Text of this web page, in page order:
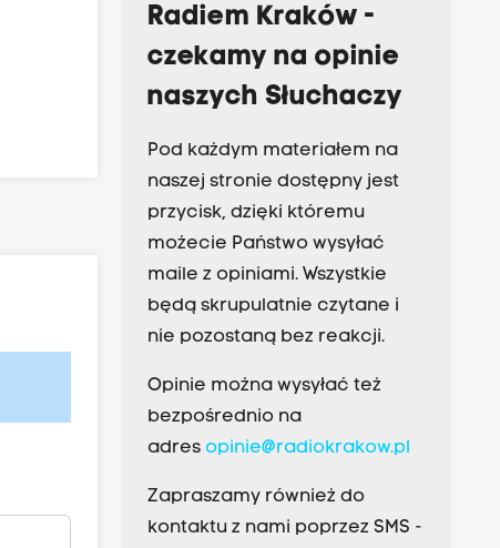
Radiem Kraków -
czekamy na opinie
naszych Słuchaczy
Pod każdym materiałem na
naszej stronie dostępny jest
przycisk, dzięki któremu
możecie Państwo wysyłać
maile z opiniami. Wszystkie
będą skrupulatnie czytane i
nie pozostaną bez reakcji.
Opinie można wysyłać też
bezpośrednio na
adres opinie@radiokrakow.pl
Zapraszamy również do
kontaktu z nami poprzez SMS -